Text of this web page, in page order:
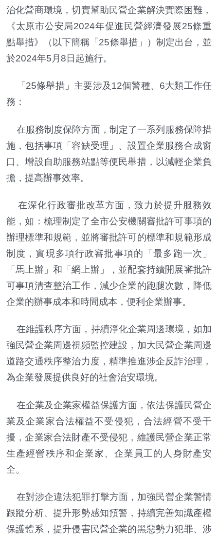
治化營商環境，切實幫助民營企業解決實際困難，
《太原市公安局2024年促進民營經濟發展25條重
點舉措》（以下簡稱「25條舉措」）制定出台，並
於2024年5月8日起施行。
「25條舉措」主要涉及12個警種、6大類工作任
務：
在服務制度保障方面，制定了一系列服務保障措
施，包括事項「容缺受理」、設置企業服務合成窗
口、增設自助服務站點等便民舉措，以減輕企業負
擔，提高辦事效率。
在深化行政審批改革方面，致力於提升服務效
能，如：梳理制定了全市公安機關審批許可事項的
辦理標準和規範，並將審批許可的標準和規範形成
制度，實現多項行政審批事項的「最多跑一次」
「馬上辦」和「網上辦」，並配套持續開展審批許
可事項清查整治工作，減少企業的跑腿次數，降低
企業的辦事成本和時間成本，便利企業辦事。
在維護秩序方面，持續淨化企業周邊環境，如加
強民營企業周邊視頻監控建設，加大民營企業周邊
道路交通秩序整治力度，精準推進涉企反詐治理，
為企業發展提供良好的社會治安環境。
在企業及企業家權益保護方面，依法保護民營企
業及企業家合法權益不受侵犯，合法經營不受干
擾，企業家合法財產不受侵犯，維護民營企業正常
生產經營秩序和企業家、企業員工的人身財產安
全。
在對涉企違法犯罪打擊方面，加強民營企業警情
跟蹤分析、提升形勢感知預警，持續完善知識產權
保護體系，提升侵害民營企業的黑惡勢力犯罪、涉